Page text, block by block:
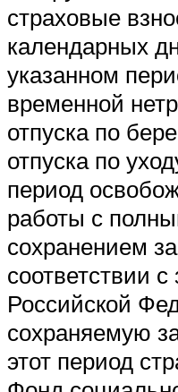
страховые
календарных
указанном
временной
отпуска по
отпуска по
период
работы с
сохранением
соответствии
Российской
сохраняемую
этот период